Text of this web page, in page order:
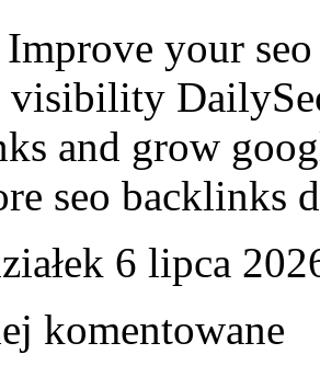
Improve your
visibility
and grow
seo backlinks
6 lipca
komentowane